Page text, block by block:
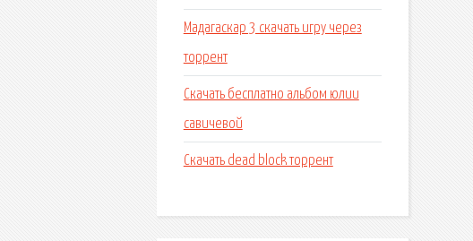
Мадагаскар 3 скачать игру через
торрент
Скачать бесплатно альбом юлии
савичевой
Скачать dead block торрент